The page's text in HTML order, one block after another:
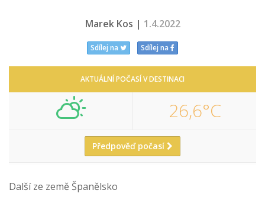
Marek Kos | 1.4.2022
Sdílej na Sdílej na
AKTUÁLNÍ POČASÍ V DESTINACI
26,6°C
Předpověď počasí
Další ze země Španělsko